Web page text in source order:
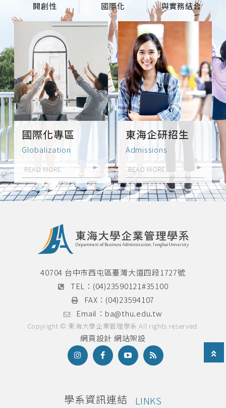
開創性 國際化 與實務結合
國際化專區
Globalization
READ MORE
東海企研招生
Admissions
READ MORE
40704 台中市西屯區臺灣大道四段1727號
TEL： (04)23590121#35100
FAX： (04)23594107
Email： ba@thu.edu.tw
Copyright © 東海大學企業管理學系 All rights reserved.
網頁設計 網站架設
學系資訊連結 LINKS